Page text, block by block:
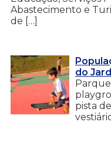
Abastecimento e
de […]
do
pista